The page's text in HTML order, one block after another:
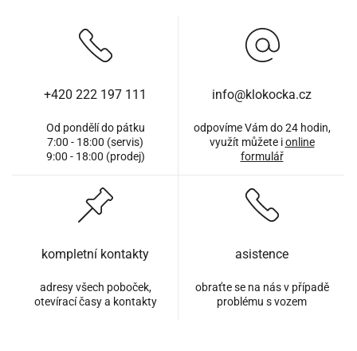
+420 222 197 111
Od pondělí do pátku
7:00 - 18:00 (servis)
9:00 - 18:00 (prodej)
info@klokocka.cz
odpovíme Vám do 24 hodin,
využít můžete ionline
formulář
kompletní kontakty
adresy všech poboček,
otevírací časy a kontakty
asistence
obraťte se na nás v případě
problému s vozem